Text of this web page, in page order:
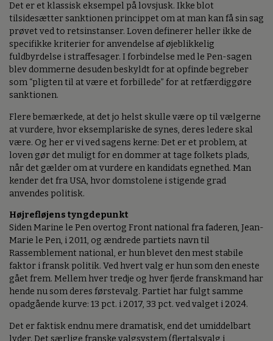
Det er et klassisk eksempel på lovsjusk. Ikke blot
tilsidesætter sanktionen princippet om at man kan få sin sag
prøvet ved to retsinstanser. Loven definerer heller ikke de
specifikke kriterier for anvendelse af øjeblikkelig
fuldbyrdelse i straffesager. I forbindelse med le Pen-sagen
blev dommerne desuden beskyldt for at opfinde begreber
som “pligten til at være et forbillede” for at retfærdiggøre
sanktionen.
Flere bemærkede, at det jo helst skulle være op til vælgerne
at vurdere, hvor eksemplariske de synes, deres ledere skal
være. Og her er vi ved sagens kerne: Det er et problem, at
loven gør det muligt for en dommer at tage folkets plads,
når det gælder om at vurdere en kandidats egnethed. Man
kender det fra USA, hvor domstolene i stigende grad
anvendes politisk.
Højrefløjens tyngdepunkt
Siden Marine le Pen overtog Front national fra faderen, Jean-
Marie le Pen, i 2011, og ændrede partiets navn til
Rassemblement national, er hun blevet den mest stabile
faktor i fransk politik. Ved hvert valg er hun som den eneste
gået frem. Mellem hver tredje og hver fjerde franskmand har
hende nu som deres førstevalg. Partiet har fulgt samme
opadgående kurve: 13 pct. i 2017, 33 pct. ved valget i 2024.
Det er faktisk endnu mere dramatisk, end det umiddelbart
lyder. Det særlige franske valgsystem (flertalsvalg i